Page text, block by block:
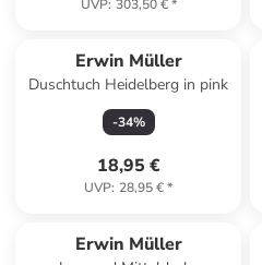
UVP: 303,50 €*
Erwin Müller
Duschtuch Heidelberg in pink
-34%
18,95 €
UVP: 28,95 €*
Erwin Müller